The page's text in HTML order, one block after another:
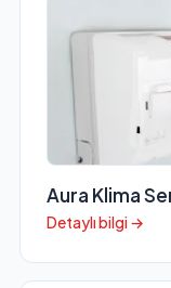
Aura Klima
Detaylı bilgi →